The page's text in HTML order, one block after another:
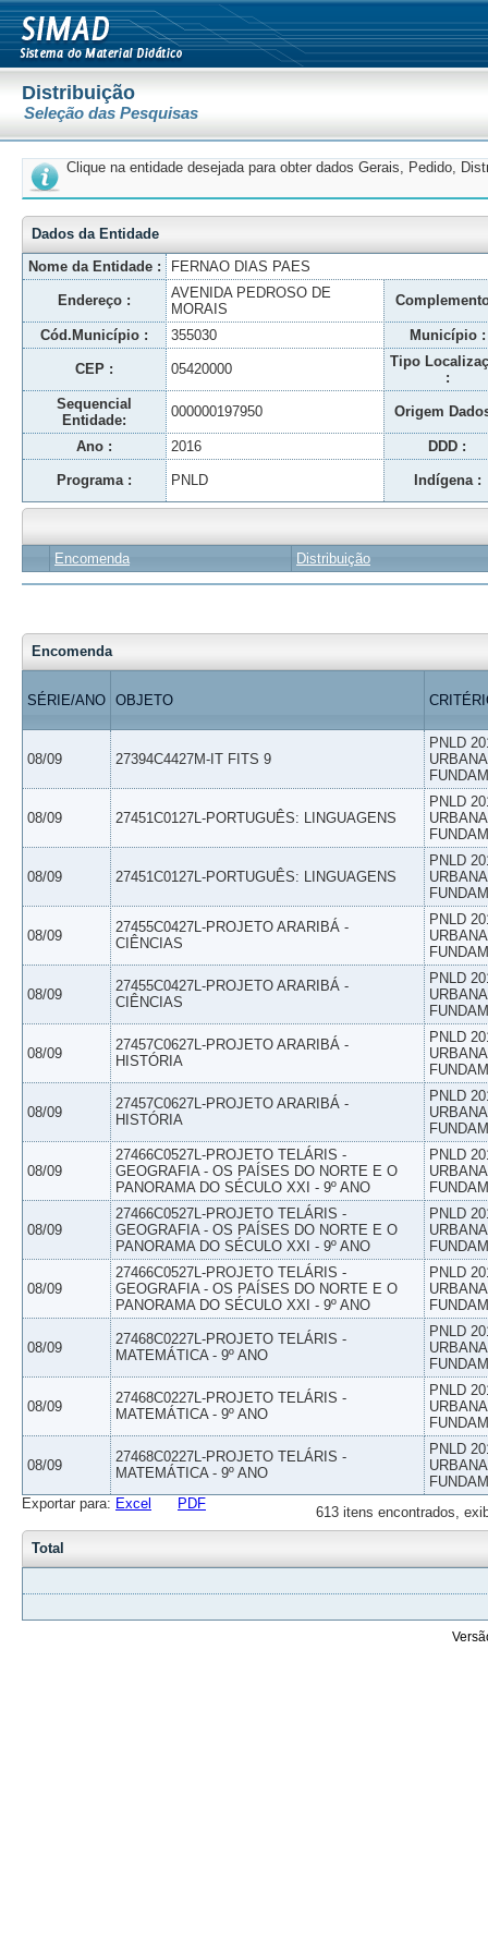
Distribuição
Seleção das Pesquisas
Clique na entidade desejada para obter dados Gerais, Pedido,
Dados da Entidade
Nome da Entidade :
FERNAO DIAS PAES
Endereço :
AVENIDA PEDROSO DE
MORAIS
Cód.Município : 355030 Município :
CEP : 05420000
Tipo
:
Sequencial
Entidade:
000000197950 Origem
Ano : 2016 DDD :
Programa : PNLD Indígena :
Encomenda Distribuição
Encomenda
SÉRIE/ANO OBJETO
08/09 27394C4427M-IT FITS 9
PNLD
08/09 27451C0127L-PORTUGUÊS: LINGUAGENS
PNLD
08/09 27451C0127L-PORTUGUÊS: LINGUAGENS
PNLD
08/09
27455C0427L-PROJETO ARARIBÁ -
CIÊNCIAS
PNLD
08/09
27455C0427L-PROJETO ARARIBÁ -
CIÊNCIAS
PNLD
08/09
27457C0627L-PROJETO ARARIBÁ -
HISTÓRIA
PNLD
08/09
27457C0627L-PROJETO ARARIBÁ -
HISTÓRIA
PNLD
08/09
27466C0527L-PROJETO TELÁRIS -
GEOGRAFIA - OS PAÍSES DO NORTE E O
PANORAMA DO SÉCULO XXI - 9º ANO
PNLD
08/09
27466C0527L-PROJETO TELÁRIS -
GEOGRAFIA - OS PAÍSES DO NORTE E O
PANORAMA DO SÉCULO XXI - 9º ANO
PNLD
08/09
27466C0527L-PROJETO TELÁRIS -
GEOGRAFIA - OS PAÍSES DO NORTE E O
PANORAMA DO SÉCULO XXI - 9º ANO
PNLD
08/09
27468C0227L-PROJETO TELÁRIS -
MATEMÁTICA - 9º ANO
PNLD
08/09
27468C0227L-PROJETO TELÁRIS -
MATEMÁTICA - 9º ANO
PNLD
08/09
27468C0227L-PROJETO TELÁRIS -
MATEMÁTICA - 9º ANO
PNLD
613 itens encontrados,
Exportar para: Excel PDF
Total